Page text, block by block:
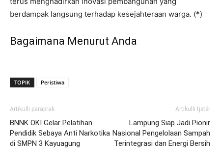
berdampak langsung terhadap kesejahteraan warga. (*)
Bagaimana Menurut Anda
TOPIK Peristiwa
Artikulli paraprak
BNNK OKI Gelar Pelatihan
Pendidik Sebaya Anti Narkotika
di SMPN 3 Kayuagung
Artikulli tjetër
Lampung Siap Jadi Pionir
Nasional Pengelolaan Sampah
Terintegrasi dan Energi Bersih